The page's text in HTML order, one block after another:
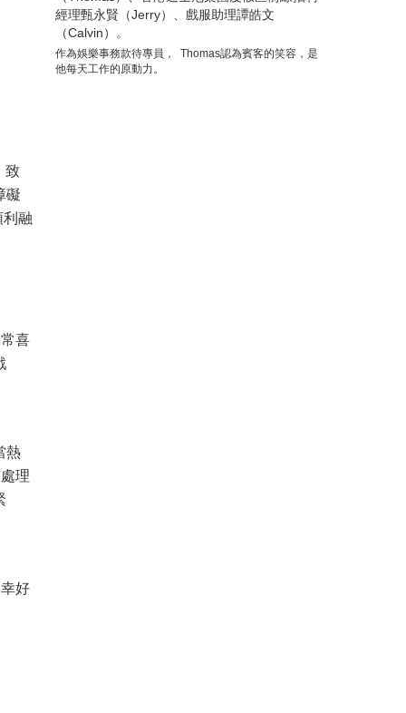
作為娛樂事務款待專員， Thomas認為賓客的笑容，是
他每天工作的原動力。
致
礙
利融
喜
熱
理
好